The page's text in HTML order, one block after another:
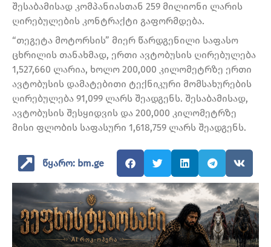
შესაბამისად კომპანიასთან 259 მილიონი ლარის
ღირებულების კონტრაქტი გაფორმდება.
“თეგეტა მოტორსის” მიერ წარდგენილი საფასო
ცხრილის თანახმად, ერთი ავტობუსის ღირებულება
1,527,660 ლარია, ხოლო 200,000 კილომეტრზე ერთი
ავტობუსის დამატებითი ტექნიკური მომსახურების
ღირებულება 91,099 ლარს შეადგენს. შესაბამისად,
ავტობუსის შესყიდვის და 200,000 კილომეტრზე
მისი ფლობის საფასური 1,618,759 ლარს შეადგენს.
წყარო: bm.ge